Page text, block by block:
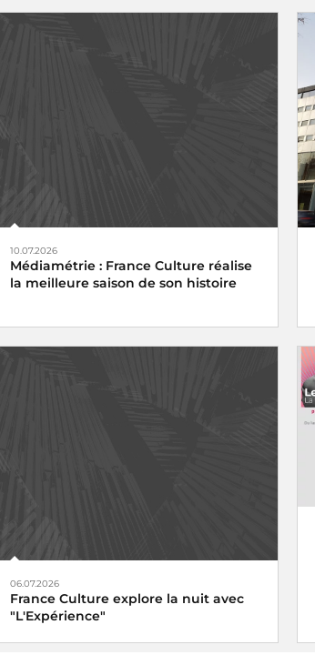
10.07.2026
Médiamétrie : France Culture réalise
la meilleure saison de son histoire
06.07.2026
France Culture explore la nuit avec
"L'Expérience"